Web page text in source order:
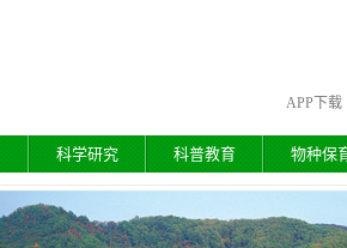
APP下载
科学研究 科普教育 物种保